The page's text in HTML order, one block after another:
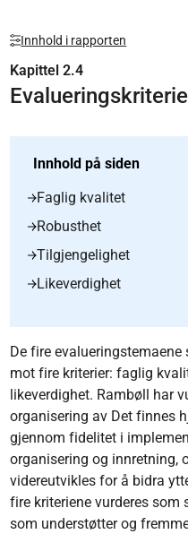
Innhold i rapporten
Kapittel 2.4
Innhold på siden
Faglig kvalitet
Robusthet
Tilgjengelighet
Likeverdighet
De fire
mot fire kriterier: faglig
likeverdighet. Rambøll har
organisering av Det finnes
gjennom fidelitet i
organisering og innretning,
videreutvikles for å bidra
fire kriteriene vurderes som
som understøtter og